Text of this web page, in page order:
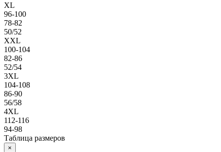
XL
96-100
78-82
50/52
XXL
100-104
82-86
52/54
3XL
104-108
86-90
56/58
4XL
112-116
94-98
Таблица размеров
×